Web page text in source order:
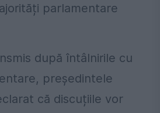
parlamentare
după întâlnirile cu
președintele
că discuțiile vor